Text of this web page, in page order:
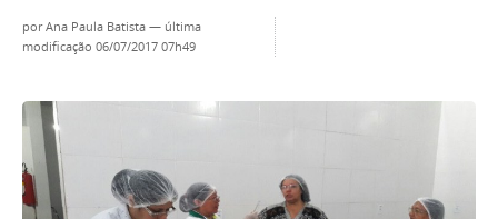
porAna Paula Batista — última
modificação 06/07/2017 07h49